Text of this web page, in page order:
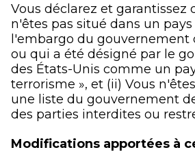
Vous déclarez et garantissez
n'êtes pas situé dans un
l'embargo du gouvernement
ou qui a été désigné par le
des États-Unis comme un
terrorisme », et (ii) Vous
une liste du gouvernement
des parties interdites ou
Modifications apportées à